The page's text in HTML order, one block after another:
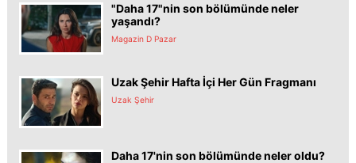
"Daha 17"nin son bölümünde neler
yaşandı?
Magazin D Pazar
Uzak Şehir Hafta İçi Her Gün Fragmanı
Uzak Şehir
Daha 17'nin son bölümünde neler oldu?